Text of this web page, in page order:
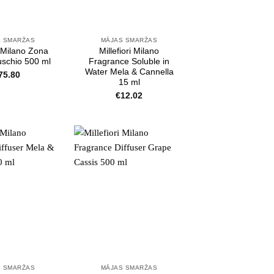
SMARŽAS
Zona
500 ml
MĀJAS SMARŽAS
Millefiori Milano
Fragrance Soluble in
Water Mela & Cannella
15 ml
€12.02
SMARŽAS MĀJAS SMARŽAS